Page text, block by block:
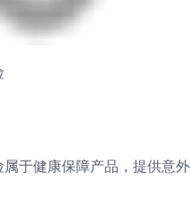
于健康保障产品，提供意外